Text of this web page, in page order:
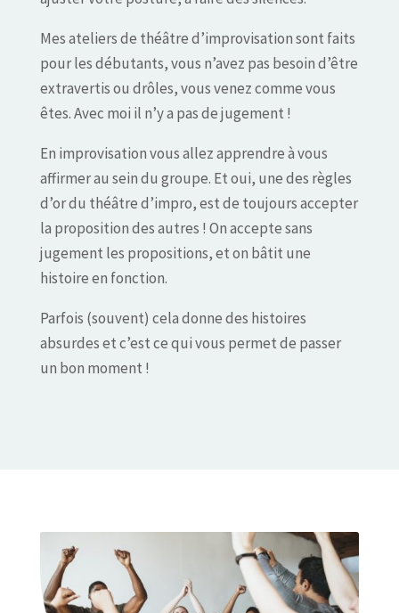
Mes ateliers de théâtre d’improvisation sont faits
pour les débutants, vous n’avez pas besoin d’être
extravertis ou drôles, vous venez comme vous
êtes. Avec moi il n’y a pas de jugement !
En improvisation vous allez apprendre à vous
affirmer au sein du groupe. Et oui, une des règles
d’or du théâtre d’impro, est de toujours accepter
la proposition des autres ! On accepte sans
jugement les propositions, et on bâtit une
histoire en fonction.
Parfois (souvent) cela donne des histoires
absurdes et c’est ce qui vous permet de passer
un bon moment !